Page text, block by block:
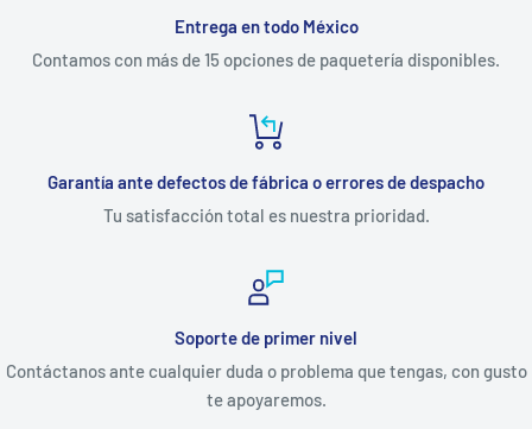
Entrega en todo México
Contamos con más de 15 opciones de paquetería disponibles.
Garantía ante defectos de fábrica o errores de despacho
Tu satisfacción total es nuestra prioridad.
Soporte de primer nivel
Contáctanos ante cualquier duda o problema que tengas, con gusto
te apoyaremos.